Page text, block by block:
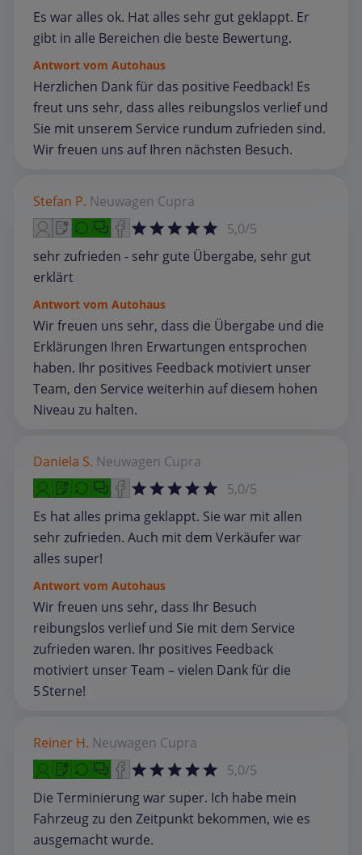
Es war alles ok. Hat alles sehr gut geklappt. Er
gibt in alle Bereichen die beste Bewertung.
Antwort vom Autohaus
Herzlichen Dank für das positive Feedback! Es
freut uns sehr, dass alles reibungslos verlief und
Sie mit unserem Service rundum zufrieden sind.
Wir freuen uns auf Ihren nächsten Besuch.
Stefan P. Neuwagen Cupra
5,0/5
sehr zufrieden - sehr gute Übergabe, sehr gut
erklärt
Antwort vom Autohaus
Wir freuen uns sehr, dass die Übergabe und die
Erklärungen Ihren Erwartungen entsprochen
haben. Ihr positives Feedback motiviert unser
Team, den Service weiterhin auf diesem hohen
Niveau zu halten.
Daniela S. Neuwagen Cupra
5,0/5
Es hat alles prima geklappt. Sie war mit allen
sehr zufrieden. Auch mit dem Verkäufer war
alles super!
Antwort vom Autohaus
Wir freuen uns sehr, dass Ihr Besuch
reibungslos verlief und Sie mit dem Service
zufrieden waren. Ihr positives Feedback
motiviert unser Team – vielen Dank für die
5 Sterne!
Reiner H. Neuwagen Cupra
5,0/5
Die Terminierung war super. Ich habe mein
Fahrzeug zu den Zeitpunkt bekommen, wie es
ausgemacht wurde.